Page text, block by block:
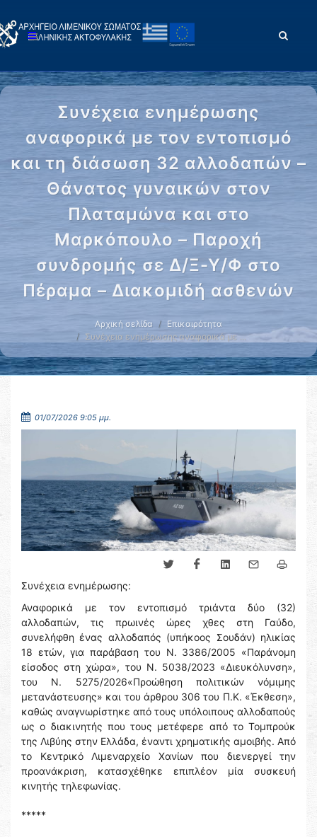
Συνέχεια ενημέρωσης
αναφορικά με τον εντοπισμό
και τη διάσωση 32 αλλοδαπών –
Θάνατος γυναικών στον
Πλαταμώνα και στο
Μαρκόπουλο – Παροχή
συνδρομής σε Δ/Ξ-Υ/Φ στο
Πέραμα – Διακομιδή ασθενών
Αρχική σελίδα
Επικαιρότητα
Συνέχεια ενημέρωσης αναφορικά με …
01/07/2026 9:05 μμ.
Συνέχεια ενημέρωσης:
Αναφορικά με τον εντοπισμό τριάντα δύο (32)
αλλοδαπών, τις πρωινές ώρες χθες στη Γαύδο,
συνελήφθη ένας αλλοδαπός (υπήκοος Σουδάν) ηλικίας
18 ετών, για παράβαση του Ν. 3386/2005 «Παράνομη
είσοδος στη χώρα», του Ν. 5038/2023 «Διευκόλυνση»,
του Ν. 5275/2026«Προώθηση πολιτικών νόμιμης
μετανάστευσης» και του άρθρου 306 του Π.Κ. «Έκθεση»,
καθώς αναγνωρίστηκε από τους υπόλοιπους αλλοδαπούς
ως ο διακινητής που τους μετέφερε από το Τομπρούκ
της Λιβύης στην Ελλάδα, έναντι χρηματικής αμοιβής. Από
το Κεντρικό Λιμεναρχείο Χανίων που διενεργεί την
προανάκριση, κατασχέθηκε επιπλέον μία συσκευή
κινητής τηλεφωνίας.
*****